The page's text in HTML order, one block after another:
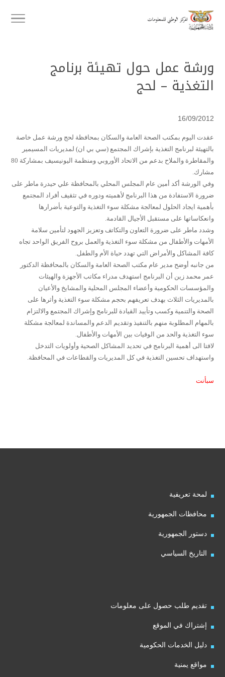
ورشة عمل حول تهيئة برنامج
التغذية – لحج
16/09/2012
عقدت اليوم بمكتب الصحة العامة والسكان بمحافظة لحج ورشة عمل خاصة
بالتهيئة لبرنامج التغذية بإشراك المجتمع (سي بي ان) لمديريات المسيمير
والمقاطرة والملاح بدعم من الاتحاد الأوروبي ومنظمة اليونيسيف بمشاركة 80
مشارك.
وفي الورشة أكد أمين عام المجلس المحلي بالمحافظة علي حيدرة ماطر على
ضرورة الاستفادة من هذا البرنامج لأهميته ودوره في تثقيف أفراد المجتمع
بأهمية ايجاد الحلول لمعالجة مشكلة سوء التغذية والتوعية بأضرارها
وانعكاساتها على مستقبل الأجيال القادمة.
وشدد ماطر على ضرورة التعاون والتكاتف وتعزيز الجهود لتأمين سلامة
الأمهات والأطفال من مشكلة سوء التغذية والعمل بروح الفريق الواحد تجاه
كافة المشاكل والأمراض التي تهدد حياة الأم والطفل.
من جانبه أوضح مدير عام مكتب الصحة العامة والسكان بالمحافظة الدكتور
عمر محمد زين أن البرنامج استهدف مدراء مكاتب الأجهزة والهيئات
والمؤسسات الحكومية وأعضاء المجلس المحلية والمشايخ والأعيان
بالمديريات الثلاث بهدف تعريفهم بحجم مشكلة سوء التغذية وأثرها على
الصحة والتنمية وكسب وتأييد القيادة للبرنامج وإشراك المجتمع والالتزام
بالمهام المطلوبة منهم بالتنفيذ وتقديم الدعم والمساندة لمعالجة مشكلة
سوء التغذية والحد من الوفيات بين الأمهات والأطفال.
لافتا الى أهمية البرنامج في تحديد المشاكل الصحية وأولويات التدخل
واستهداف تحسين التغذية في كل المديريات والقطاعات في المحافظة.
سبأنت
لمحة تعريفية
محافظات الجمهورية
دستور الجمهورية
التاريخ السياسي
تقديم طلب حصول على معلومات
إشتراك في الموقع
دليل الخدمات الحكومية
مواقع يمنية